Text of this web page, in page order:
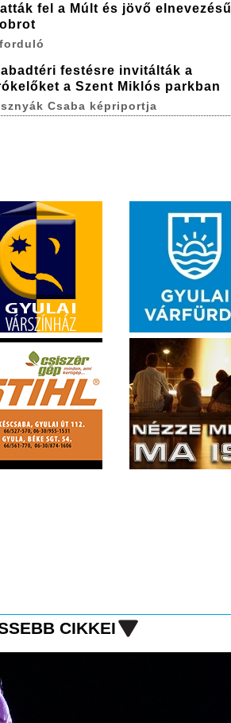
fel a Múlt és jövő elnevezésű
festésre invitálták a
a Szent Miklós parkban
Csaba képriportja
CIKKEI